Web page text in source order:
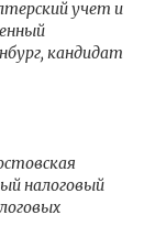
учет и
кандидат
налоговый